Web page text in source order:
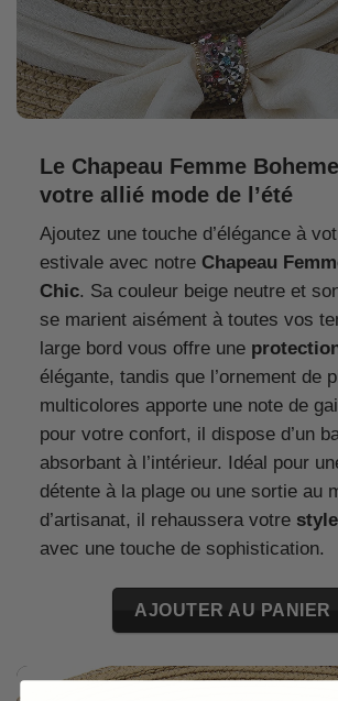
Le Chapeau Femme
votre allié mode de l’été
Ajoutez une touche d’élégance à
estivale avec notre Chapeau
Chic. Sa couleur beige neutre et
se marient aisément à toutes vos
large bord vous offre une
élégante, tandis que l’ornement de
multicolores apporte une note de
pour votre confort, il dispose d’un
absorbant à l’intérieur. Idéal pour
détente à la plage ou une sortie au
d’artisanat, il rehaussera votre
avec une touche de sophistication.
AJOUTER AU PANIER